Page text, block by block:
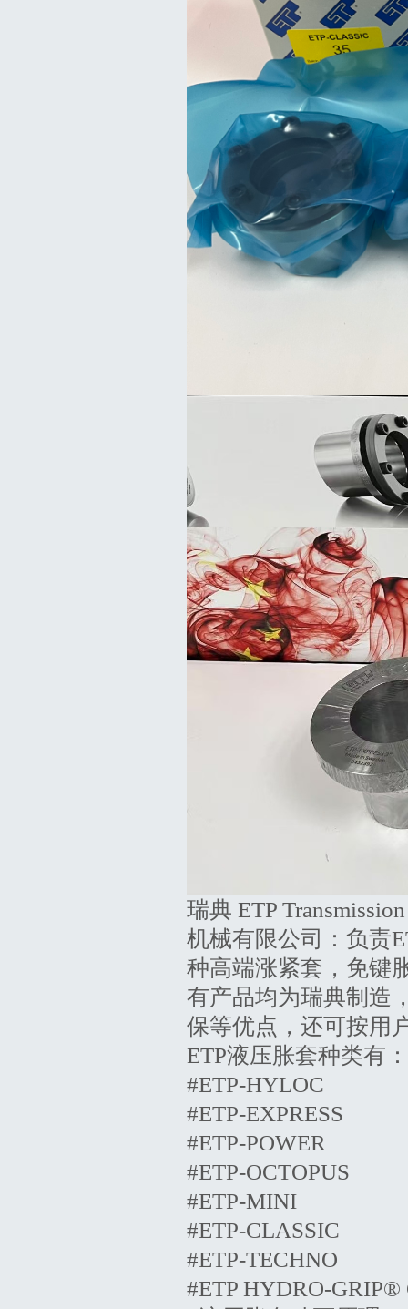
瑞典 ETP
机械有限公司：负责
种高端涨紧套，免键
有产品均为瑞典制造
保等优点，还可按用
ETP液压胀套种类有：
#ETP-HYLOC
#ETP-EXPRESS
#ETP-POWER
#ETP-OCTOPUS
#ETP-MINI
#ETP-CLASSIC
#ETP-TECHNO
#ETP HYDRO-GRIP®